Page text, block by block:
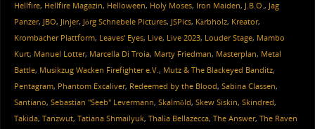
Hellfire, Hellfire Magazin, Helloween, Holy Moses, Iron Maiden, J.B.O., Jag
Panzer, JBO, Jinjer, Jörg Schnebele Pictures, JSPics, Kärbholz, Kreator,
Krombacher Plattform, Leaves' Eyes, Live, Live 2023, Louder Stage, Mambo
Kurt, Manuel Lotter, Marcella Di Troia, Marty Friedman, Masterplan, Metal
Battle, Musikzug Wacken Firefighter e.V., Mutz & The Blackeyed Banditz,
Pentagram, Phantom Excaliver, Redeemed by the Blood, Sabina Classen,
Santiano, Sebastian "Seeb" Levermann, Skalmöld, Skew Siskin, Skindred,
Takida, Tanzwut, Tatiana Shmailyuk, Thalìa Bellazecca, The Answer, The Raven